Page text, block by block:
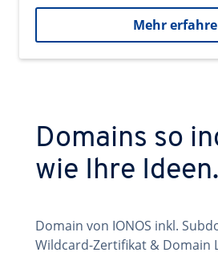
Mehr
Domains so
wie Ihre Ideen.
Domain von IONOS inkl.
Wildcard-Zertifikat & Domain